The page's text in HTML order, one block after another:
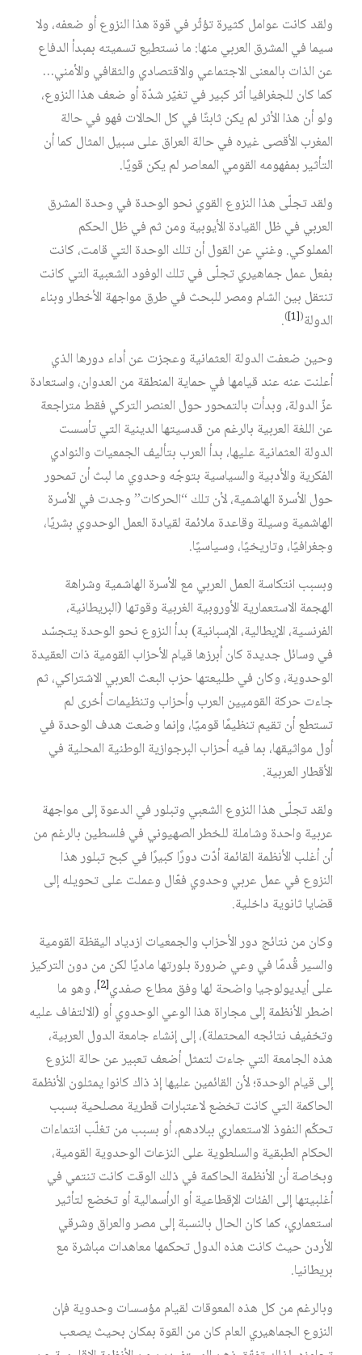
ولقد كانت عوامل كثيرة تؤثّر في قوة هذا النزوع أو ضعفه، ولا
سيما في المشرق العربي منها: ما نستطيع تسميته بمبدأ الدفاع
عن الذات بالمعنى الاجتماعي والاقتصادي والثقافي والأمني…
كما كان للجغرافيا أثر كبير في تغيّر شدّة أو ضعف هذا النزوع،
ولو أن هذا الأثر لم يكن ثابتًا في كل الحالات فهو في حالة
المغرب الأقصى غيره في حالة العراق على سبيل المثال كما أن
التأثير بمفهومه القومي المعاصر لم يكن قويًا.
ولقد تجلّى هذا النزوع القوي نحو الوحدة في وحدة المشرق
العربي في ظل القيادة الأيوبية ومن ثم في ظل الحكم
المملوكي. وغني عن القول أن تلك الوحدة التي قامت، كانت
بفعل عمل جماهيري تجلّى في تلك الوفود الشعبية التي كانت
تنتقل بين الشام ومصر للبحث في طرق مواجهة الأخطار وبناء
الدولة(
[1]
)
.
وحين ضعفت الدولة العثمانية وعجزت عن أداء دورها الذي
أعلنت عنه عند قيامها في حماية المنطقة من العدوان، واستعادة
عزّ الدولة، وبدأت بالتمحور حول العنصر التركي فقط متراجعة
عن اللغة العربية بالرغم من قدسيتها الدينية التي تأسست
الدولة العثمانية عليها، بدأ العرب بتأليف الجمعيات والنوادي
الفكرية والأدبية والسياسية بتوجّه وحدوي ما لبث أن تمحور
حول الأسرة الهاشمية، لأن تلك “الحركات” وجدت في الأسرة
الهاشمية وسيلة وقاعدة ملائمة لقيادة العمل الوحدوي بشريًا،
وجغرافيًا، وتاريخيًا، وسياسيًا.
وبسبب انتكاسة العمل العربي مع الأسرة الهاشمية وشراهة
الهجمة الاستعمارية الأوروبية الغربية وقوتها (البريطانية،
الفرنسية، الإيطالية، الإسبانية) بدأ النزوع نحو الوحدة يتجسّد
في وسائل جديدة كان أبرزها قيام الأحزاب القومية ذات العقيدة
الوحدوية، وكان في طليعتها حزب البعث العربي الاشتراكي، ثم
جاءت حركة القوميين العرب وأحزاب وتنظيمات أخرى لم
تستطع أن تقيم تنظيمًا قوميًا، وإنما وضعت هدف الوحدة في
أول مواثيقها، بما فيه أحزاب البرجوازية الوطنية المحلية في
الأقطار العربية.
ولقد تجلّى هذا النزوع الشعبي وتبلور في الدعوة إلى مواجهة
عربية واحدة وشاملة للخطر الصهيوني في فلسطين بالرغم من
أن أغلب الأنظمة القائمة أدّت دورًا كبيرًا في كبح تبلور هذا
النزوع في عمل عربي وحدوي فعّال وعملت على تحويله إلى
قضايا ثانوية داخلية.
وكان من نتائج دور الأحزاب والجمعيات ازدياد اليقظة القومية
والسير قُدمًا في وعي ضرورة بلورتها ماديًا لكن من دون التركيز
على أيديولوجيا واضحة لها وفق مطاع صفدي[2] ، وهو ما
اضطر الأنظمة إلى مجاراة هذا الوعي الوحدوي أو (الالتفاف عليه
وتخفيف نتائجه المحتملة)، إلى إنشاء جامعة الدول العربية،
هذه الجامعة التي جاءت لتمثل أضعف تعبير عن حالة النزوع
إلى قيام الوحدة؛ لأن القائمين عليها إذ ذاك كانوا يمثلون الأنظمة
الحاكمة التي كانت تخضع لاعتبارات قطرية مصلحية بسبب
تحكّم النفوذ الاستعماري ببلادهم، أو بسبب من تغلّب انتماءات
الحكام الطبقية والسلطوية على النزعات الوحدوية القومية،
وبخاصة أن الأنظمة الحاكمة في ذلك الوقت كانت تنتمي في
أغلبيتها إلى الفئات الإقطاعية أو الرأسمالية أو تخضع لتأثير
استعماري، كما كان الحال بالنسبة إلى مصر والعراق وشرقي
الأردن حيث كانت هذه الدول تحكمها معاهدات مباشرة مع
بريطانيا.
وبالرغم من كل هذه المعوقات لقيام مؤسسات وحدوية فإن
النزوع الجماهيري العام كان من القوة بمكان بحيث يصعب